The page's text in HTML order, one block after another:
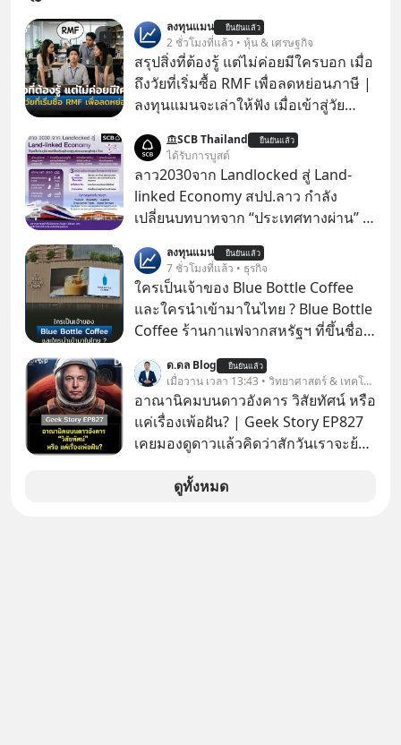
ลงทุนแมน ยืนยันแล้ว
2 ชั่วโมงที่แล้ว • หุ้น & เศรษฐกิจ
สรุปสิ่งที่ต้องรู้ แต่ไม่ค่อยมีใครบอก เมื่อ
ถึงวัยที่เริ่มซื้อ RMF เพื่อลดหย่อนภาษี |
ลงทุนแมนจะเล่าให้ฟัง เมื่อเข้าสู่วัย
ภาษี หลายคนมักได้รับคำแนะนำให้
ลงทุนใน RMF เพราะนอกจากจะช่วยลด
หย่อนภาษีได้แล้ว ยังเป็นโอกาสในการ
สร้างความมั่งคั่งระยะยาว แต่น้อยคน
อะไรบ้าง ควรดู ตรงไหน ทำอย่างไร ถึง
จะดีกับเรา แล้วเราควรรู้ข้อมูลอะไร
เกี่ยวกับ RMF บ้าง เพื่อให้นำไปใช้ต่อได้
จริง ๆ ลงทุนแมนจะเล่าให้ฟัง
SCB Thailand ยืนยันแล้ว
ได้รับการบูสต์
ลาว2030จาก Landlocked สู่ Land-
linked Economy สปป.ลาว กำลัง
เปลี่ยนบทบาทจาก “ประเทศทางผ่าน” สู่
ของอนุภูมิภาคลุ่มแม่น้ำโขง
ลงทุนแมน ยืนยันแล้ว
7 ชั่วโมงที่แล้ว • ธุรกิจ
ใครเป็นเจ้าของ Blue Bottle Coffee
และใครนำเข้ามาในไทย ? Blue Bottle
Coffee ร้านกาแฟจากสหรัฐฯ ที่ขึ้นชื่อ
แรกในประเทศไทย ที่ Central Park
ด.ดล Blog ยืนยันแล้ว
เมื่อวาน เวลา 13:43 • วิทยาศาสตร์ & เทคโนโลยี
อาณานิคมบนดาวอังคาร วิสัยทัศน์ หรือ
แค่เรื่องเพ้อฝัน? | Geek Story EP827
เคยมองดูดาวแล้วคิดว่าสักวันเราจะย้าย
หรือ Jeff Bezos บอกไว้หรือเปล่า ภาพ
ดูทั้งหมด